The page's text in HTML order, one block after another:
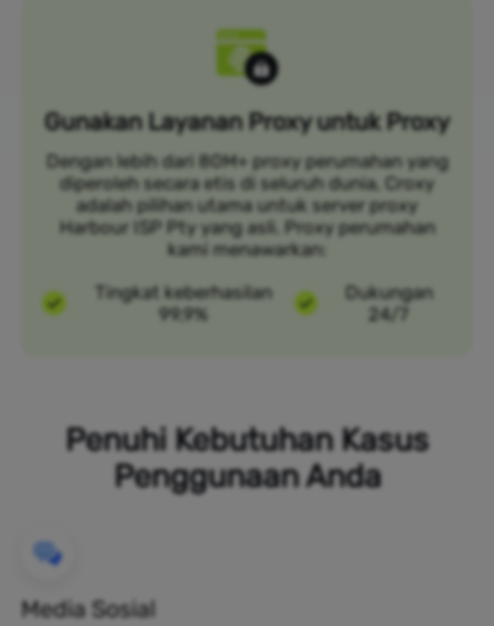
Gunakan Layanan Proxy untuk Proxy
Dengan lebih dari 80M+ proxy perumahan yang
diperoleh secara etis di seluruh dunia, Croxy
adalah pilihan utama untuk server proxy
Harbour ISP Pty yang asli. Proxy perumahan
kami menawarkan:
Tingkat keberhasilan
99,9%
Dukungan
24/7
Penuhi Kebutuhan Kasus
Penggunaan Anda
Media Sosial